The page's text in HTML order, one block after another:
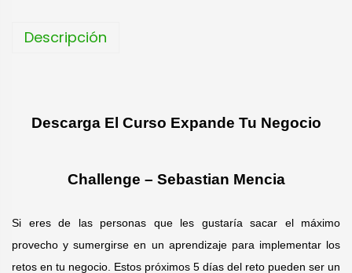
e
Descripción
Descarga El Curso Expande Tu Negocio
Challenge – Sebastian Mencia
Si eres de las personas que les gustaría sacar el máximo
provecho y sumergirse en un aprendizaje para implementar los
retos en tu negocio. Estos próximos 5 días del reto pueden ser un